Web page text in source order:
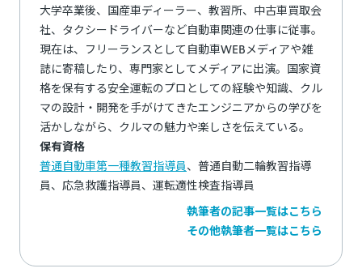
大学卒業後、国産車ディーラー、教習所、中古車買取会
社、タクシードライバーなど自動車関連の仕事に従事。
現在は、フリーランスとして自動車WEBメディアや雑
誌に寄稿したり、専門家としてメディアに出演。国家資
格を保有する安全運転のプロとしての経験や知識、クル
マの設計・開発を手がけてきたエンジニアからの学びを
活かしながら、クルマの魅力や楽しさを伝えている。
保有資格
普通自動車第一種教習指導員、普通自動二輪教習指導
員、応急救護指導員、運転適性検査指導員
執筆者の記事一覧はこちら
その他執筆者一覧はこちら